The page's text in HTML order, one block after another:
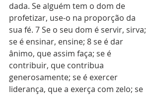
dada. Se alguém tem o dom de
profetizar, use-o na proporção da
sua fé. 7 Se o seu dom é servir, sirva;
se é ensinar, ensine; 8 se é dar
ânimo, que assim faça; se é
contribuir, que contribua
generosamente; se é exercer
liderança, que a exerça com zelo; se